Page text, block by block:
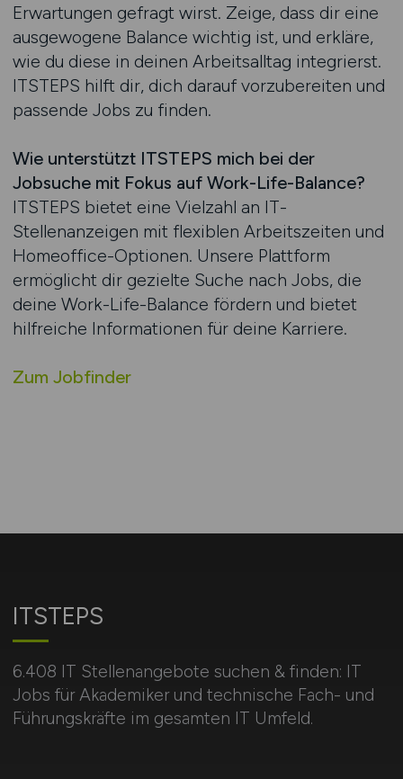
Erwartungen gefragt wirst. Zeige, dass dir eine
ausgewogene Balance wichtig ist, und erkläre,
wie du diese in deinen Arbeitsalltag integrierst.
ITSTEPS hilft dir, dich darauf vorzubereiten und
passende Jobs zu finden.
Wie unterstützt ITSTEPS mich bei der
Jobsuche mit Fokus auf Work-Life-Balance?
ITSTEPS bietet eine Vielzahl an IT-
Stellenanzeigen mit flexiblen Arbeitszeiten und
Homeoffice-Optionen. Unsere Plattform
ermöglicht dir gezielte Suche nach Jobs, die
deine Work-Life-Balance fördern und bietet
hilfreiche Informationen für deine Karriere.
Zum Jobfinder
ITSTEPS
6.408 IT Stellenangebote suchen & finden: IT
Jobs für Akademiker und technische Fach- und
Führungskräfte im gesamten IT Umfeld.